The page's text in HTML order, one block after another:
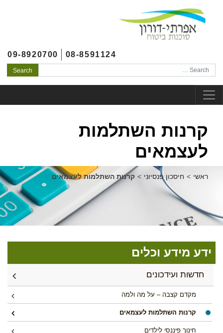
08-8591124
09-8920700
Search
קרנות השתלמות
לעצמאים
ראשי > חיסכון פנסיוני > קרנות השתלמות לעצמאים
ידע מידע וכלים
חדשות ועידכונים
מקדם קצבה – על מה ולמה
קרנות השתלמות לעצמאים
חינוך פיננסי לילדים